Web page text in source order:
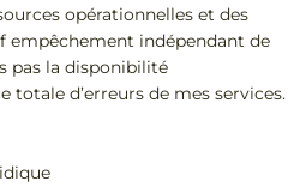
opérationnelles et des
empêchement indépendant de
pas la disponibilité
totale d’erreurs de mes services.